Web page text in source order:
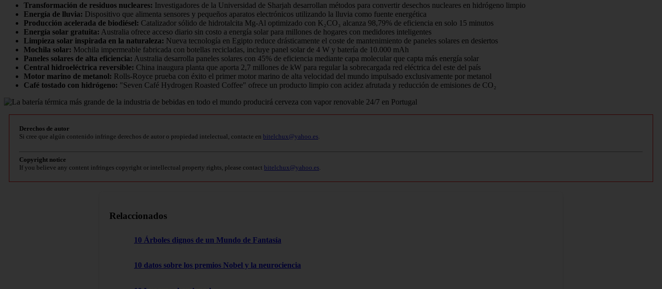
Transformación de residuos nucleares: Investigadores de la Universidad de Sharjah desarrollan métodos para convertir desechos nucleares en hidrógeno limpio
Energía de lluvia: Dispositivo que alimenta sensores y pequeños aparatos electrónicos utilizando la lluvia como fuente energética
Producción acelerada de biodiésel: Catalizador sólido de hidrotalcita Mg-Al optimizado con K₂CO₃ alcanza 98,79% de eficiencia en solo 15 minutos
Energía solar gratuita: Australia ofrece acceso diario sin costo a energía solar para millones de hogares con medidores inteligentes
Limpieza solar inspirada en la naturaleza: Nueva tecnología en Egipto reduce drásticamente el coste de mantenimiento de paneles solares en desiertos
Mochila solar: Mochila impermeable fabricada con botellas recicladas, incluye panel solar de 4 W y batería de 10.000 mAh
Paneles solares de alta eficiencia: Australia desarrolla paneles solares con 45% de eficiencia mediante capa molecular que capta más energía solar
Central hidroeléctrica reversible: China inaugura planta que aporta 2,7 millones de kW para regular la sobrecargada red eléctrica del este del país
Motor marino de metanol: Rolls-Royce prueba con éxito el primer motor marino de alta velocidad del mundo impulsado exclusivamente por metanol
Café tostado con hidrógeno: "Seven Café Hydrogen Roasted Coffee" ofrece un producto limpio con acidez afrutada y reducción de emisiones de CO₂
Derechos de autor
Si cree que algún contenido infringe derechos de autor o propiedad intelectual, contacte en bitelchux@yahoo.es
Copyright notice
If you believe any content infringes copyright or intellectual property rights, please contact bitelchux@yahoo.es
Relaccionados
10 Árboles dignos de un Mundo de Fantasía
10 datos sobre los premios Nobel y la neurociencia